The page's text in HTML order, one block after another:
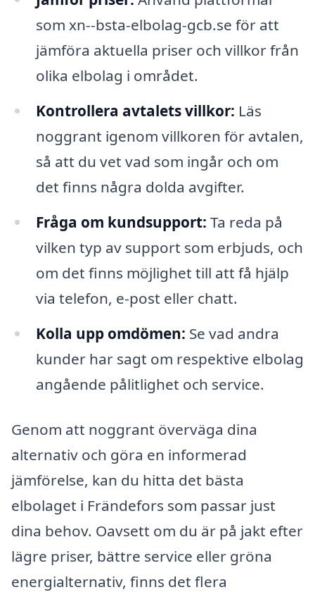
som xn--bsta-elbolag-gcb.se för att
jämföra aktuella priser och villkor från
olika elbolag i området.
Kontrollera avtalets villkor: Läs
noggrant igenom villkoren för avtalen,
så att du vet vad som ingår och om
det finns några dolda avgifter.
Fråga om kundsupport: Ta reda på
vilken typ av support som erbjuds, och
om det finns möjlighet till att få hjälp
via telefon, e-post eller chatt.
Kolla upp omdömen: Se vad andra
kunder har sagt om respektive elbolag
angående pålitlighet och service.
Genom att noggrant överväga dina
alternativ och göra en informerad
jämförelse, kan du hitta det bästa
elbolaget i Frändefors som passar just
dina behov. Oavsett om du är på jakt efter
lägre priser, bättre service eller gröna
energialternativ, finns det flera